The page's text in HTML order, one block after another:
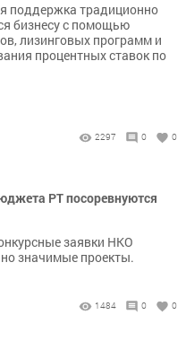
поддержка традиционно
бизнесу с помощью
лизинговых программ и
процентных ставок по
2297 0 0
РТ посоревнуются
заявки НКО
значимые проекты.
1484 0 0